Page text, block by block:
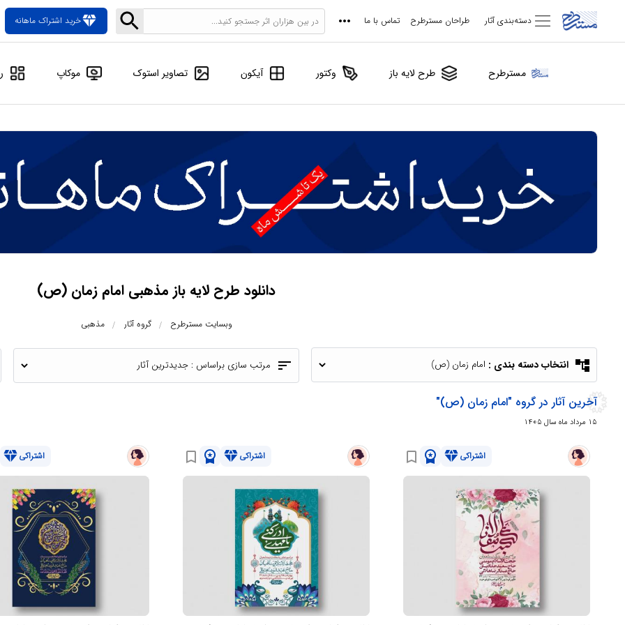
دسته‌بندی آثار طراحان مسترطرح تماس با ما diamondخرید اشتراک ماهانه
مسترطرح طرح لایه باز وکتور آیکون تصاویر استوک موکاپ
دانلود طرح لایه باز مذهبی امام زمان (ص)
وبسایت مسترطرح گروه آثار مذهبی
account_tree انتخاب دسته بندی : sort مرتب سازی براساس :
آخرین آثار در گروه "امام زمان (ص)"
15 مرداد ماه سال 1405
اشتراکیdiamond
workspace_premium
bookmark_border اشتراکیdiamond
workspace_premium
bookmark_border اشتراکیdiamond